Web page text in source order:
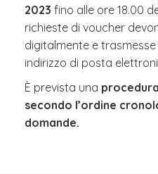
2023 fino alle ore 18.00
richieste di voucher
digitalmente e
indirizzo di posta
È prevista una
secondo l’ordine
domande.